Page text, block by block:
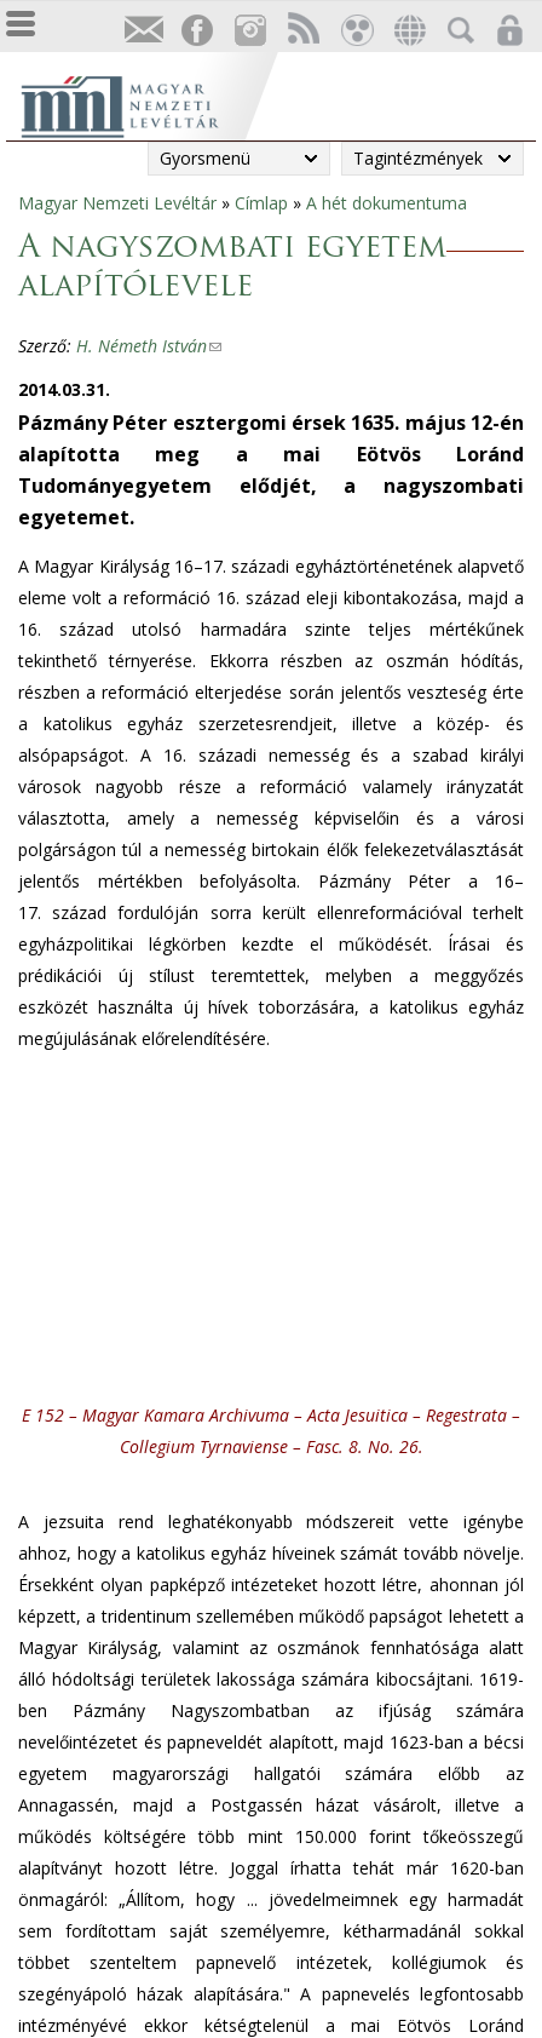
Gyorsmenü Tagintézmények
Jelenlegi
hely
Magyar Nemzeti Levéltár » Címlap » A hét dokumentuma
A nagyszombati egyetem
alapítólevele
Szerző: H. Németh István(
n
s
d
s
e
-
m
a
i
l
2014.03.31.
Pázmány Péter esztergomi érsek 1635. május 12-én
alapította meg a mai Eötvös Loránd
Tudományegyetem elődjét, a nagyszombati
egyetemet.
A Magyar Királyság 16–17. századi egyháztörténetének alapvető
eleme volt a reformáció 16. század eleji kibontakozása, majd a
16. század utolsó harmadára szinte teljes mértékűnek
tekinthető térnyerése. Ekkorra részben az oszmán hódítás,
részben a reformáció elterjedése során jelentős veszteség érte
a katolikus egyház szerzetesrendjeit, illetve a közép- és
alsópapságot. A 16. századi nemesség és a szabad királyi
városok nagyobb része a reformáció valamely irányzatát
választotta, amely a nemesség képviselőin és a városi
polgárságon túl a nemesség birtokain élők felekezetválasztását
jelentős mértékben befolyásolta. Pázmány Péter a 16–
17. század fordulóján sorra került ellenreformációval terhelt
egyházpolitikai légkörben kezdte el működését. Írásai és
prédikációi új stílust teremtettek, melyben a meggyőzés
eszközét használta új hívek toborzására, a katolikus egyház
megújulásának előrelendítésére.
E 152 – Magyar Kamara Archivuma – Acta Jesuitica – Regestrata –
Collegium Tyrnaviense – Fasc. 8. No. 26.
A jezsuita rend leghatékonyabb módszereit vette igénybe
ahhoz, hogy a katolikus egyház híveinek számát tovább növelje.
Érsekként olyan papképző intézeteket hozott létre, ahonnan jól
képzett, a tridentinum szellemében működő papságot lehetett a
Magyar Királyság, valamint az oszmánok fennhatósága alatt
álló hódoltsági területek lakossága számára kibocsájtani. 1619-
ben Pázmány Nagyszombatban az ifjúság számára
nevelőintézetet és papneveldét alapított, majd 1623-ban a bécsi
egyetem magyarországi hallgatói számára előbb az
Annagassén, majd a Postgassén házat vásárolt, illetve a
működés költségére több mint 150.000 forint tőkeösszegű
alapítványt hozott létre. Joggal írhatta tehát már 1620-ban
önmagáról: „Állítom, hogy ... jövedelmeimnek egy harmadát
sem fordítottam saját személyemre, kétharmadánál sokkal
többet szenteltem papnevelő intézetek, kollégiumok és
szegényápoló házak alapítására." A papnevelés legfontosabb
intézményévé ekkor kétségtelenül a mai Eötvös Loránd